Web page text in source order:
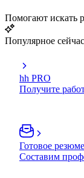
Помогают искать
Популярное сейчас
hh PRO
Получите
Готовое резюме
Составим